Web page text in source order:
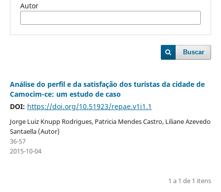
Autor
Buscar
Análise do perfil e da satisfação dos turistas da cidade de
Camocim-ce: um estudo de caso
DOI: https://doi.org/10.51923/repae.v1i1.1
Jorge Luiz Knupp Rodrigues, Patricia Mendes Castro, Liliane Azevedo
Santaella (Autor)
36-57
2015-10-04
1 a 1 de 1 itens